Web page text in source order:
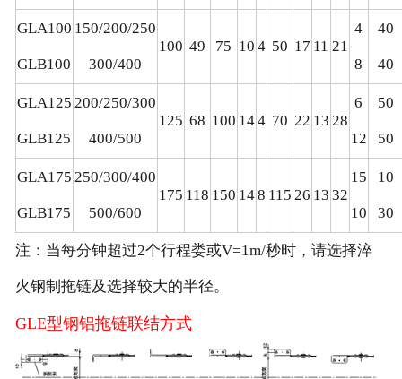
GLA100
GLB100
150/200/250
300/400
100 49 75 10 4 50 17 11 21
4
8
40
40
GLA125
GLB125
200/250/300
400/500
125 68 100 144 70 22 13 28
6
12
50
50
GLA175
GLB175
250/300/400
500/600
175 118 150 148 115 26 13 32
15
10
10
30
注：当每分钟超过2个行程娄或V=1m/秒时，请选择淬
火钢制拖链及选择较大的半径。
GLE型钢铝拖链联结方式